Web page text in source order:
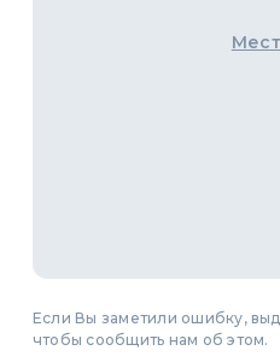
Если Вы заметили ошибку,
чтобы сообщить нам об этом.